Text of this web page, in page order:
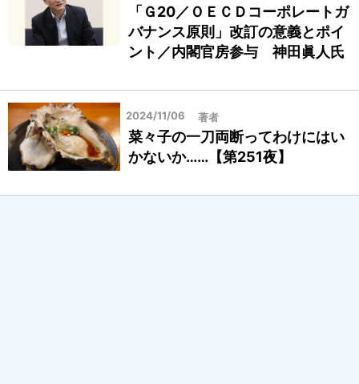
「Ｇ20／ＯＥＣＤコーポレートガ
バナンス原則」改訂の意義とポイ
ント／内閣官房参与 神田眞人氏
2024/11/06 著者
菜々子の一刀両断ってわけにはい
かないか……【第251夜】